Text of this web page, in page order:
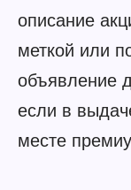
описание
меткой или
объявление
если в
месте